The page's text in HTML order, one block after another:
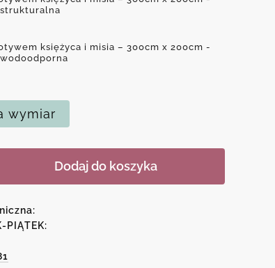
księżyca i misia – 300cm x 200cm -
wymiar
Dodaj do koszyka
PIĄTEK: